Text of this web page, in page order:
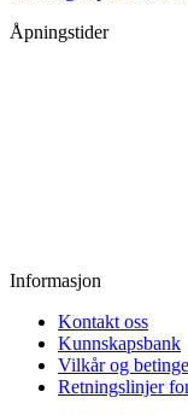
Åpningstider
Informasjon
Kontakt oss
Kunnskapsbank
Vilkår og
Retningslinjer